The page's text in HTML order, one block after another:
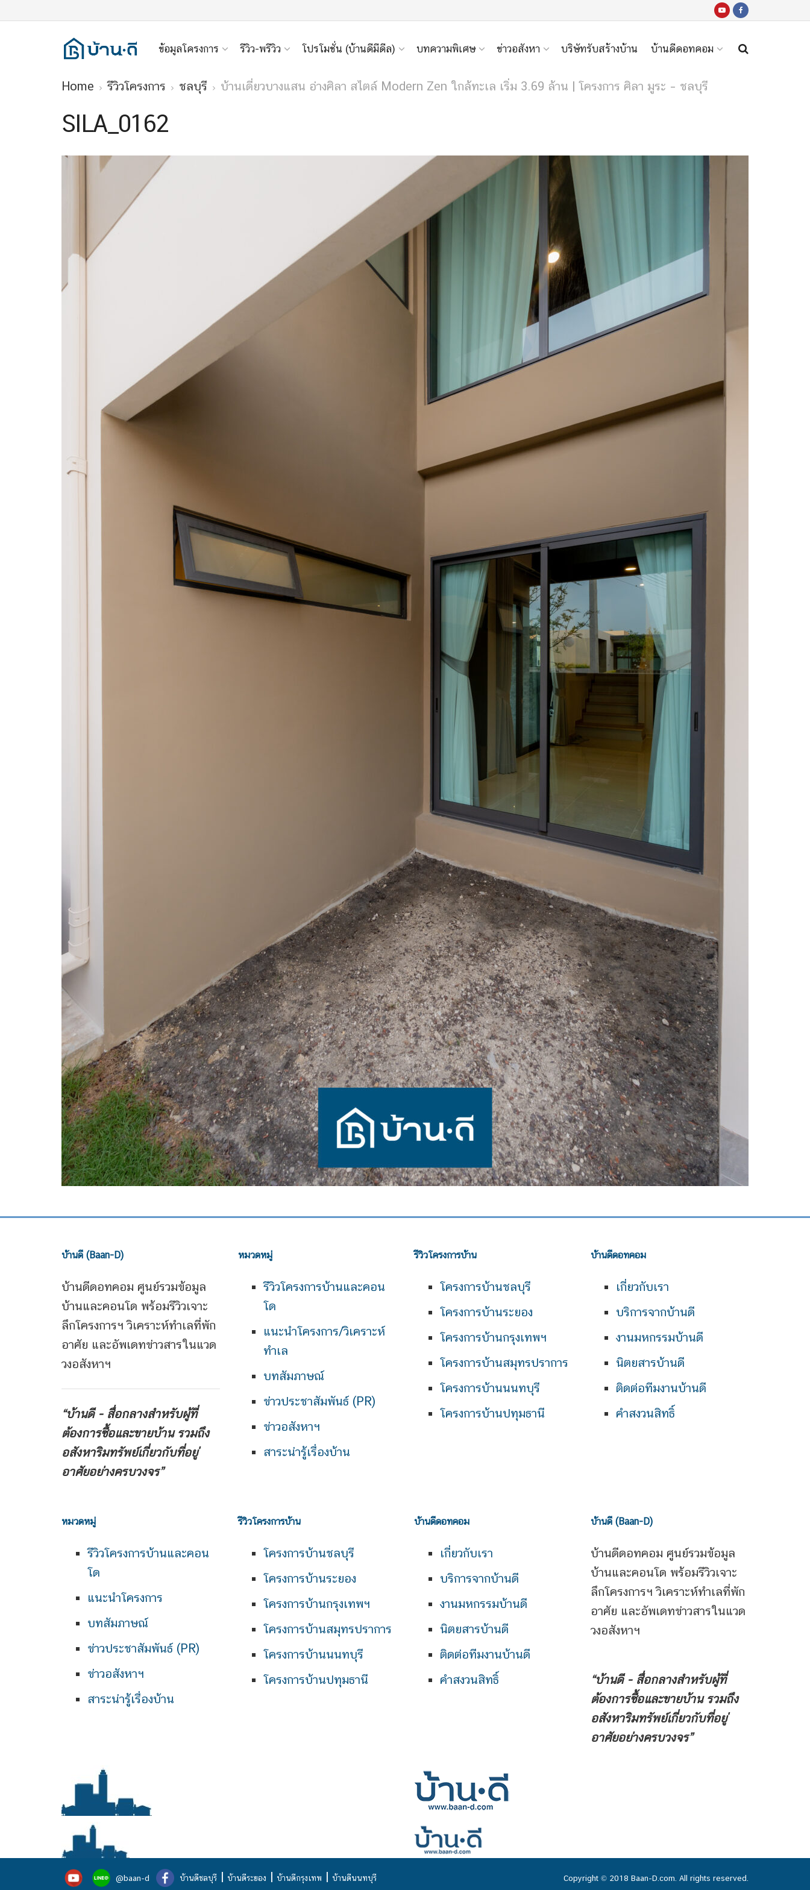
ข้อมูลโครงการ รีวิว-พรีวิว โปรโมชั่น (บ้านดีมีดีล) บทความพิเศษ ข่าวอสังหา บริษัทรับสร้างบ้าน บ้านดีดอทคอม
Home รีวิวโครงการ ชลบุรี บ้านเดี่ยวบางแสน อ่างศิลา สไตล์ Modern Zen ใกล้ทะเล เริ่ม 3.69 ล้าน | โครงการ ศิลา มูระ – ชลบุรี
SILA_0162
บ้านดี (Baan-D)
บ้านดีดอทคอม ศูนย์รวมข้อมูล
บ้านและคอนโด พร้อมรีวิวเจาะ
ลึกโครงการฯ วิเคราะห์ทำเลที่พัก
อาศัย และอัพเดทข่าวสารในแวด
วงอสังหาฯ
“บ้านดี - สื่อกลางสำหรับผู้ที่
ต้องการซื้อและขายบ้าน รวมถึง
อสังหาริมทรัพย์เกี่ยวกับที่อยู่
อาศัยอย่างครบวงจร”
หมวดหมู่
รีวิวโครงการบ้านและคอน
โด
แนะนำโครงการ/วิเคราะห์
ทำเล
บทสัมภาษณ์
ข่าวประชาสัมพันธ์ (PR)
ข่าวอสังหาฯ
สาระน่ารู้เรื่องบ้าน
รีวิวโครงการบ้าน
โครงการบ้านชลบุรี
โครงการบ้านระยอง
โครงการบ้านกรุงเทพฯ
โครงการบ้านสมุทรปราการ
โครงการบ้านนนทบุรี
โครงการบ้านปทุมธานี
บ้านดีดอทคอม
เกี่ยวกับเรา
บริการจากบ้านดี
งานมหกรรมบ้านดี
นิตยสารบ้านดี
ติดต่อทีมงานบ้านดี
คำสงวนสิทธิ์
หมวดหมู่
รีวิวโครงการบ้านและคอน
โด
แนะนำโครงการ
บทสัมภาษณ์
ข่าวประชาสัมพันธ์ (PR)
ข่าวอสังหาฯ
สาระน่ารู้เรื่องบ้าน
รีวิวโครงการบ้าน
โครงการบ้านชลบุรี
โครงการบ้านระยอง
โครงการบ้านกรุงเทพฯ
โครงการบ้านสมุทรปราการ
โครงการบ้านนนทบุรี
โครงการบ้านปทุมธานี
บ้านดีดอทคอม
เกี่ยวกับเรา
บริการจากบ้านดี
งานมหกรรมบ้านดี
นิตยสารบ้านดี
ติดต่อทีมงานบ้านดี
คำสงวนสิทธิ์
บ้านดี (Baan-D)
บ้านดีดอทคอม ศูนย์รวมข้อมูล
บ้านและคอนโด พร้อมรีวิวเจาะ
ลึกโครงการฯ วิเคราะห์ทำเลที่พัก
อาศัย และอัพเดทข่าวสารในแวด
วงอสังหาฯ
“บ้านดี - สื่อกลางสำหรับผู้ที่
ต้องการซื้อและขายบ้าน รวมถึง
อสังหาริมทรัพย์เกี่ยวกับที่อยู่
อาศัยอย่างครบวงจร”
@baan-d บ้านดีชลบุรี | บ้านดีระยอง | บ้านดีกรุงเทพ | บ้านดีนนทบุรี Copyright © 2018 Baan-D.com. All rights reserved.